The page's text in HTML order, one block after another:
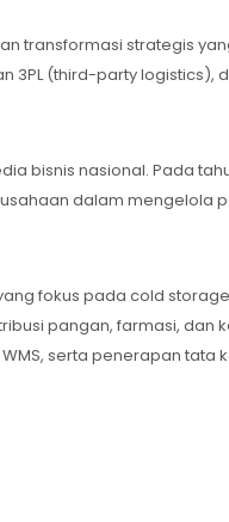
transformasi strategis
3PL (third-party
bisnis nasional. Pada
dalam
fokus pada cold
pangan, farmasi,
serta penerapan